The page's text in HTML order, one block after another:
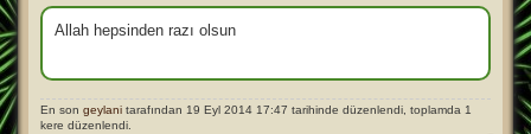
u
n
ı
m
e
Allah hepsinden razı olsun
En son geylani tarafından 19 Eyl 2014 17:47 tarihinde düzenlendi, toplamda 1
kere düzenlendi.